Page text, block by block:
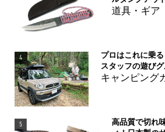
道具・ギア
4
プロはこれに乗
スタッフの遊び
キャンピング
5
高品質で切れ